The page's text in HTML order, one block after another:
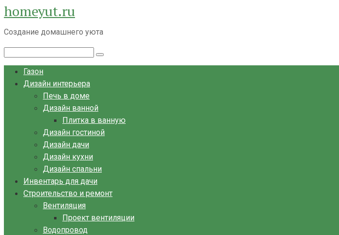
Перейти
к
контенту
homeyut.ru
Создание домашнего уюта
Газон
Дизайн интерьера
Печь в доме
Дизайн ванной
Плитка в ванную
Дизайн гостиной
Дизайн дачи
Дизайн кухни
Дизайн спальни
Инвентарь для дачи
Строительство и ремонт
Вентиляция
Проект вентиляции
Водопровод